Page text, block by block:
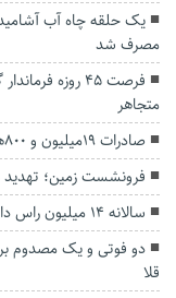
یک حلقه چاه آب
مصرف شد
فرصت ۴۵ روزه
متجاهر
صادرات ۱۹میلیون و ۸۰۰هزار دلاری تعاونی‌های گلستان
فرونشست زمین؛
سالانه ۱۴ میلیون راس دام سبک و سنگین ذبح می‌شود
دو فوتی و یک مصدوم
قلا